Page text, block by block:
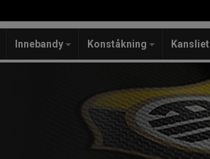
Innebandy Konståkning Kansliet